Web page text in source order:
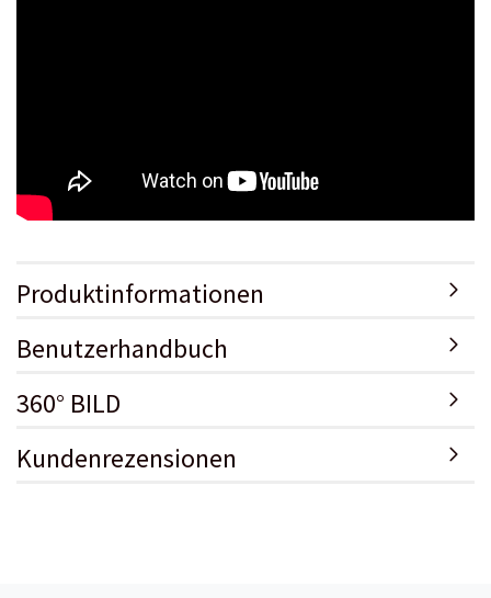
Produktinformationen
Benutzerhandbuch
360° BILD
Kundenrezensionen